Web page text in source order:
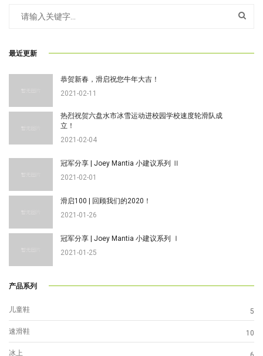
最近更新
恭贺新春，滑启祝您牛年大吉！
2021-02-11
热烈祝贺六盘水市冰雪运动进校园学校速度轮滑队成
立！
2021-02-04
冠军分享 | Joey Mantia 小建议系列 Ⅱ
2021-02-01
滑启100 | 回顾我们的2020！
2021-01-26
冠军分享 | Joey Mantia 小建议系列 Ⅰ
2021-01-25
产品系列
儿童鞋 5
速滑鞋 10
冰上